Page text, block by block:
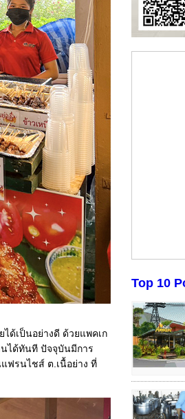
ด้เป็นอย่างดี ด้วยแพคเก
ได้ทันที ปัจจุบันมีการ
ฟรนไชส์ ต.เนื้อย่าง ที่
Top 10